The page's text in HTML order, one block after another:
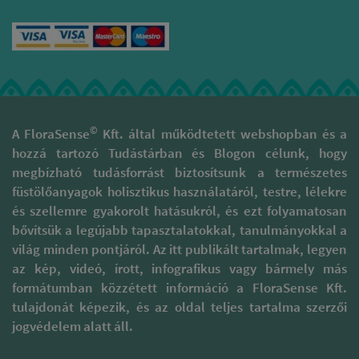
tisztelettel járnak el, hogy az
illatok valódi minőségét
megóvják. Támogatják a
hagyományokkal rendelkező
területek fenntartását és
füstölőpálcikáik különböznek
a piaci forgalomban
megtalálható szagosított
pálcáktól, melyek 95 %-a
folyékony szintetikus
parfümbe és illatanyagba
mártott szénalapú pálcika.
Ezzel szemben prémium
füstölőpálcikáikat kizárólag
természetes alapanyagok
felhasználásával készítik. Ezt a
csomagoláson megtalálható
minősítések is tanúsítják,
például a „100% Natural”,
A FloraSense© Kft. által működtetett webshopban és a
hozzá tartozó Tudástárban és Blogon célunk, hogy
megbízható tudásforrást biztosítsunk a természetes
füstölőanyagok holisztikus használatáról, testre, lélekre
és szellemre gyakorolt hatásukról, és ezt folyamatosan
bővítsük a legújabb tapasztalatokkal, tanulmányokkal a
világ minden pontjáról. Az itt publikált tartalmak, legyen
az kép, videó, írott, infografikus vagy bármely más
formátumban közzétett információ a FloraSense Kft.
tulajdonát képezik, és az oldal teljes tartalma szerzői
jogvédelem alatt áll.